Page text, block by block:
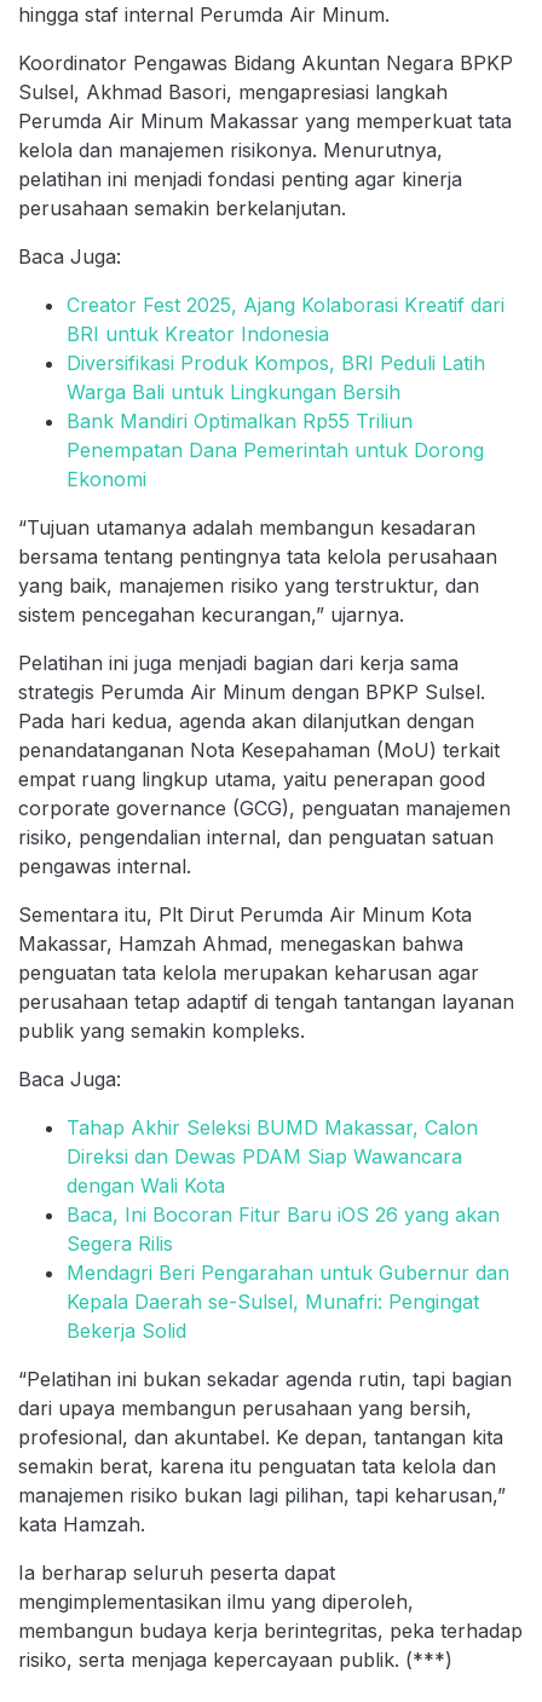
hingga staf internal Perumda Air Minum.
Koordinator Pengawas Bidang Akuntan Negara BPKP
Sulsel, Akhmad Basori, mengapresiasi langkah
Perumda Air Minum Makassar yang memperkuat tata
kelola dan manajemen risikonya. Menurutnya,
pelatihan ini menjadi fondasi penting agar kinerja
perusahaan semakin berkelanjutan.
Baca Juga:
Creator Fest 2025, Ajang Kolaborasi Kreatif dari
BRI untuk Kreator Indonesia
Diversifikasi Produk Kompos, BRI Peduli Latih
Warga Bali untuk Lingkungan Bersih
Bank Mandiri Optimalkan Rp55 Triliun
Penempatan Dana Pemerintah untuk Dorong
Ekonomi
“Tujuan utamanya adalah membangun kesadaran
bersama tentang pentingnya tata kelola perusahaan
yang baik, manajemen risiko yang terstruktur, dan
sistem pencegahan kecurangan,” ujarnya.
Pelatihan ini juga menjadi bagian dari kerja sama
strategis Perumda Air Minum dengan BPKP Sulsel.
Pada hari kedua, agenda akan dilanjutkan dengan
penandatanganan Nota Kesepahaman (MoU) terkait
empat ruang lingkup utama, yaitu penerapan good
corporate governance (GCG), penguatan manajemen
risiko, pengendalian internal, dan penguatan satuan
pengawas internal.
Sementara itu, Plt Dirut Perumda Air Minum Kota
Makassar, Hamzah Ahmad, menegaskan bahwa
penguatan tata kelola merupakan keharusan agar
perusahaan tetap adaptif di tengah tantangan layanan
publik yang semakin kompleks.
Baca Juga:
Tahap Akhir Seleksi BUMD Makassar, Calon
Direksi dan Dewas PDAM Siap Wawancara
dengan Wali Kota
Baca, Ini Bocoran Fitur Baru iOS 26 yang akan
Segera Rilis
Mendagri Beri Pengarahan untuk Gubernur dan
Kepala Daerah se-Sulsel, Munafri: Pengingat
Bekerja Solid
“Pelatihan ini bukan sekadar agenda rutin, tapi bagian
dari upaya membangun perusahaan yang bersih,
profesional, dan akuntabel. Ke depan, tantangan kita
semakin berat, karena itu penguatan tata kelola dan
manajemen risiko bukan lagi pilihan, tapi keharusan,”
kata Hamzah.
Ia berharap seluruh peserta dapat
mengimplementasikan ilmu yang diperoleh,
membangun budaya kerja berintegritas, peka terhadap
risiko, serta menjaga kepercayaan publik. (***)